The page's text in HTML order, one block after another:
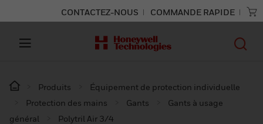
CONTACTEZ-NOUS COMMANDE RAPIDE
Produits
Équipement de protection individuelle
Protection des mains
Gants
Gants à usage
général
Polytril Air 3/4